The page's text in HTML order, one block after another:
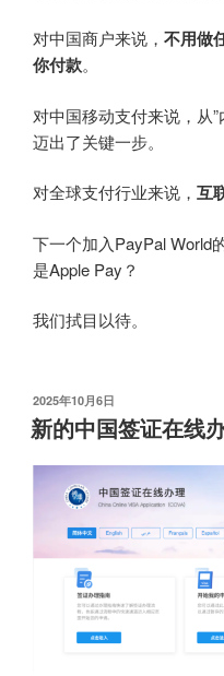
对中国商户来说， 不用做
你付款。
对中国移动支付来说，从”
迈出了关键一步。
对全球支付行业来说， 互
下一个加入PayPal World
是Apple Pay？
我们拭目以待。
发
布
于
2025年10月6日
新的中国签证在线